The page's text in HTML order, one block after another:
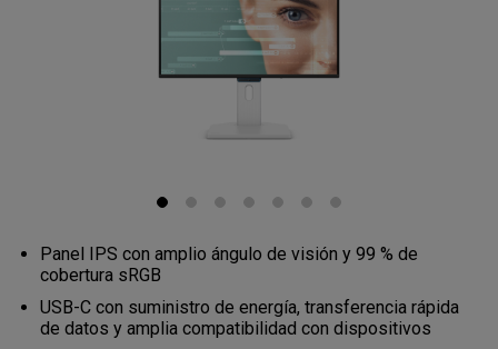
Panel IPS con amplio ángulo de visión y 99 % de
cobertura sRGB
USB-C con suministro de energía, transferencia rápida
de datos y amplia compatibilidad con dispositivos